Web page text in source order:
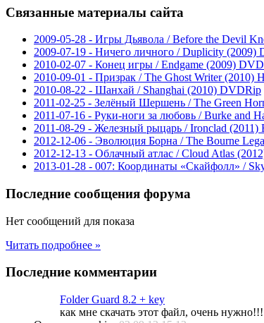
Связанные материалы сайта
2009-05-28 - Игры Дьявола / Before the Devil
2009-07-19 - Ничего личного / Duplicity (2009)
2010-02-07 - Конец игры / Endgame (2009)
2010-09-01 - Призрак / The Ghost Writer (2010)
2010-08-22 - Шанхай / Shanghai (2010) DVDRip
2011-02-25 - Зелёный Шершень / The Green
2011-07-16 - Руки-ноги за любовь / Burke and
2011-08-29 - Железный рыцарь / Ironclad (2011)
2012-12-06 - Эволюция Борна / The Bourne
2012-12-13 - Облачный атлас / Cloud Atlas
2013-01-28 - 007: Координаты «Скайфолл» /
Последние сообщения форума
Нет сообщений для показа
Читать подробнее »
Последние комментарии
Folder Guard 8.2 + key
как мне скачать этот файл, очень нужно!!!